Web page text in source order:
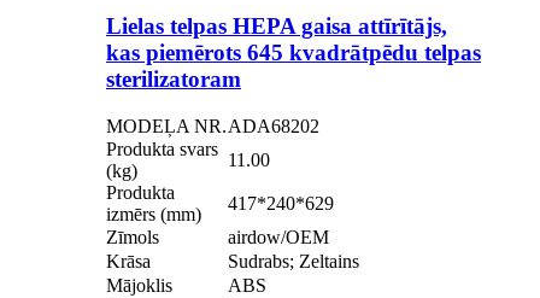
Lielas telpas HEPA gaisa attīrītājs,
kas piemērots 645 kvadrātpēdu telpas
sterilizatoram
MODEĻA NR.ADA68202
Produkta svars
(kg)
11.00
Produkta
izmērs (mm)
417*240*629
Zīmols
airdow/OEM
Krāsa
Sudrabs; Zeltains
Mājoklis
ABS